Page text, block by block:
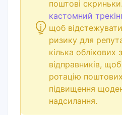
поштові
кастомний
щоб
ризику для
кілька облікових
відправників,
ротацію
підвищення
надсилання.